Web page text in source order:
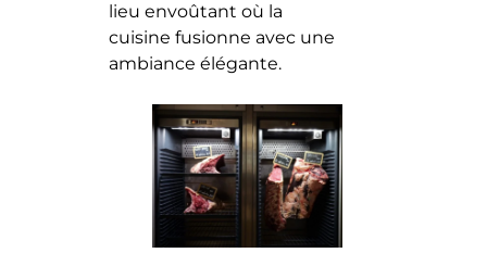
lieu envoûtant où la
cuisine fusionne avec une
ambiance élégante.